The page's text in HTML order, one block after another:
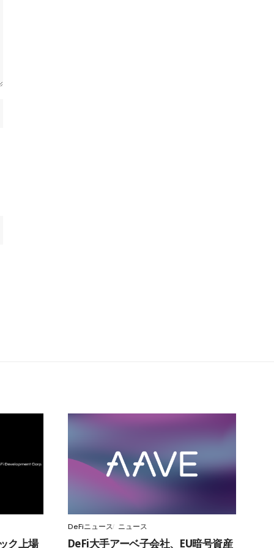
ク上場
DeFiニュース ニュース
DeFi大手アーベ子会社、EU暗号資産